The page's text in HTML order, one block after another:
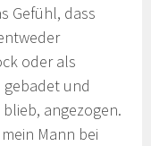
Gefühl, dass
oder als
gebadet und
angezogen.
Mann bei